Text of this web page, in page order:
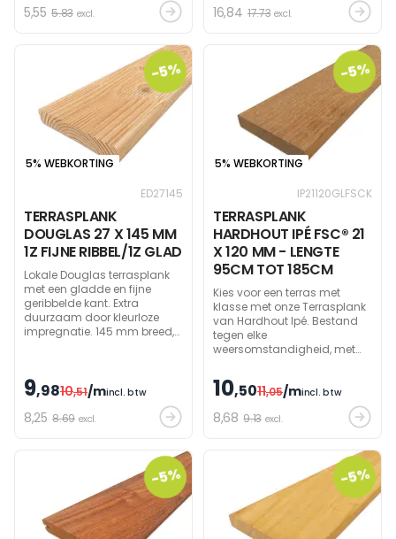
5,55 5.83 excl. 16,84 17.73 excl.
-5%
5% WEBKORTING
ED27145
TERRASPLANK
DOUGLAS 27 X 145 MM
1Z FIJNE RIBBEL/1Z GLAD
Lokale Douglas terrasplank
met een gladde en fijne
geribbelde kant. Extra
duurzaam door kleurloze
impregnatie. 145 mm breed,
9,9810,51/mincl. btw
8,25 8.69 excl.
-5%
5% WEBKORTING
IP21120GLFSCK
TERRASPLANK
HARDHOUT IPÉ FSC® 21
X 120 MM - LENGTE
95CM TOT 185CM
Kies voor een terras met
klasse met onze Terrasplank
van Hardhout Ipé. Bestand
tegen elke
weersomstandigheid, met
verweerde afwerking voor een
verfijnde uitstraling. Een
kwaliteitskeuze voor elk terras.
10,5011,05/mincl. btw
8,68 9.13 excl.
-5% -5%